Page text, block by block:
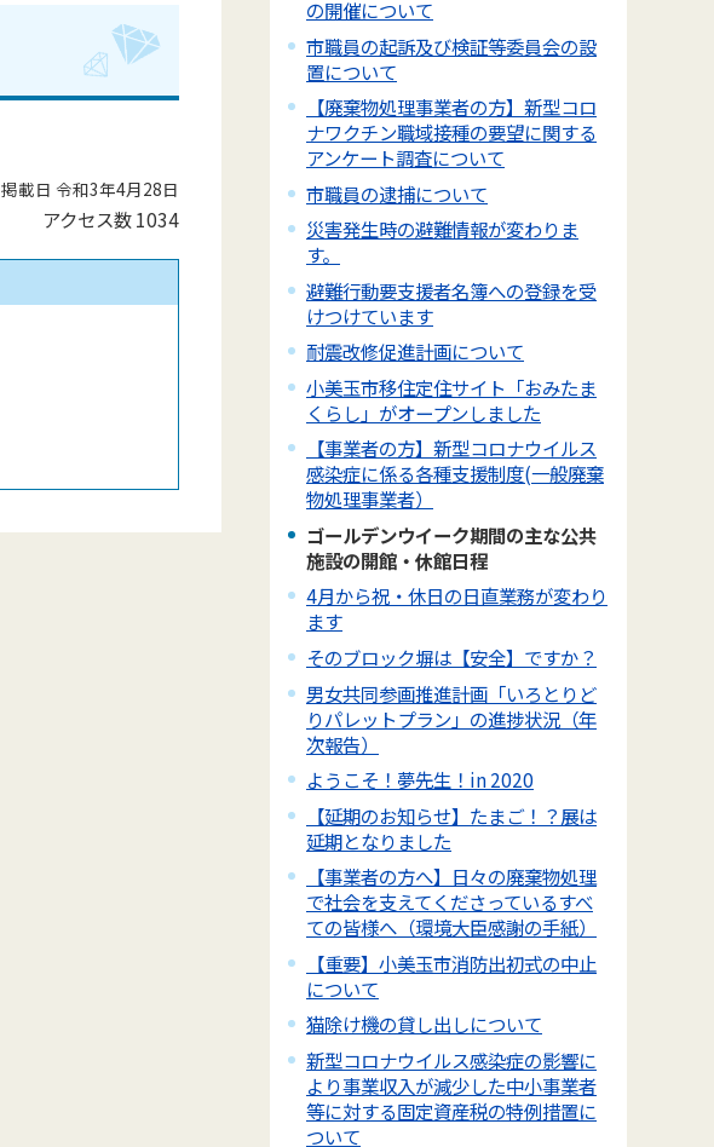
掲載日 令和3年4月28日
アクセス数1034
の開催について
市職員の起訴及び検証等委員会の設
置について
【廃棄物処理事業者の方】新型コロ
ナワクチン職域接種の要望に関する
アンケート調査について
市職員の逮捕について
災害発生時の避難情報が変わりま
す。
避難行動要支援者名簿への登録を受
けつけています
耐震改修促進計画について
小美玉市移住定住サイト「おみたま
くらし」がオープンしました
【事業者の方】新型コロナウイルス
感染症に係る各種支援制度(一般廃棄
物処理事業者）
ゴールデンウイーク期間の主な公共
施設の開館・休館日程
4月から祝・休日の日直業務が変わり
ます
そのブロック塀は【安全】ですか？
男女共同参画推進計画「いろとりど
りパレットプラン」の進捗状況（年
次報告）
ようこそ！夢先生！in 2020
【延期のお知らせ】たまご！？展は
延期となりました
【事業者の方へ】日々の廃棄物処理
で社会を支えてくださっているすべ
ての皆様へ（環境大臣感謝の手紙）
【重要】小美玉市消防出初式の中止
について
猫除け機の貸し出しについて
新型コロナウイルス感染症の影響に
より事業収入が減少した中小事業者
等に対する固定資産税の特例措置に
ついて